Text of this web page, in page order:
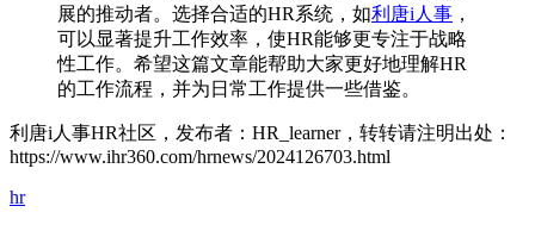
展的推动者。选择合适的HR系统，如利唐i人事 ，
可以显著提升工作效率，使HR能够更专注于战略
性工作。希望这篇文章能帮助大家更好地理解HR
的工作流程，并为日常工作提供一些借鉴。
利唐i人事HR社区，发布者：HR_learner，转转请注明出处：
https://www.ihr360.com/hrnews/2024126703.html
hr